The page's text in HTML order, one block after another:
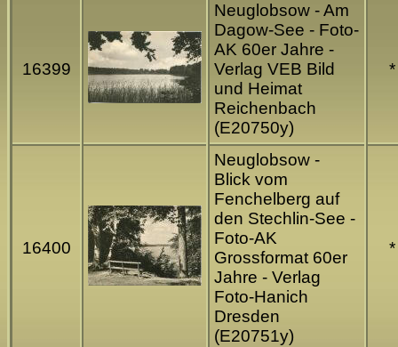
16399
Neuglobsow - Am
Dagow-See - Foto-
AK 60er Jahre -
Verlag VEB Bild
und Heimat
Reichenbach
(E20750y)
*
16400
Neuglobsow -
Blick vom
Fenchelberg auf
den Stechlin-See -
Foto-AK
Grossformat 60er
Jahre - Verlag
Foto-Hanich
Dresden
(E20751y)
*